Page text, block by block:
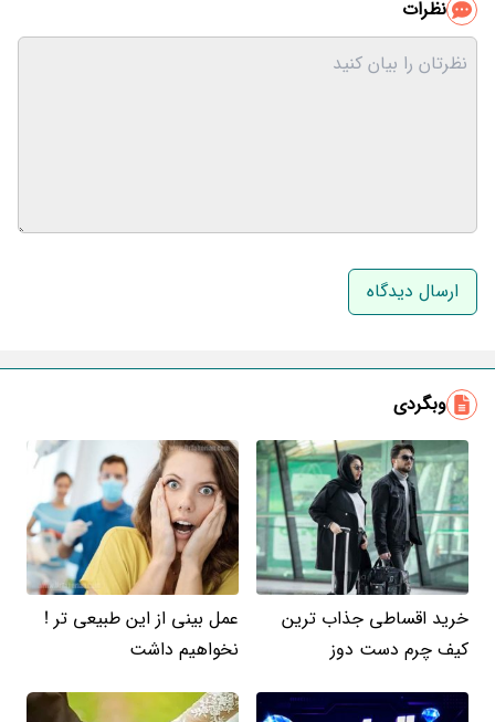
نظرات
نام و نام خانوادگی
وبگردی
خرید اقساطی جذاب ترین
کیف چرم دست دوز
عمل بینی از این طبیعی تر !
نخواهیم داشت